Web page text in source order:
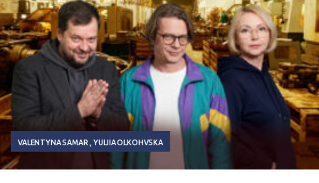
VALENTYNA SAMAR YULIIA OLKOHVSKA